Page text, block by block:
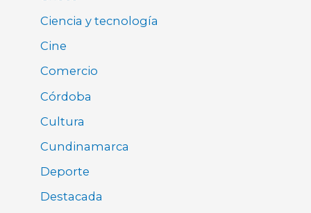
Ciencia y tecnología
Cine
Comercio
Córdoba
Cultura
Cundinamarca
Deporte
Destacada